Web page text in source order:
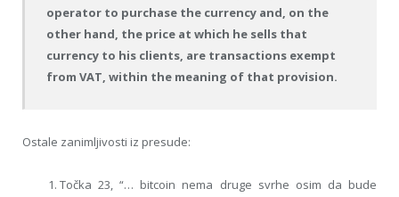
operator to purchase the currency and, on the
other hand, the price at which he sells that
currency to his clients, are transactions exempt
from VAT, within the meaning of that provision.
Ostale zanimljivosti iz presude:
Točka 23, “… bitcoin nema druge svrhe osim da bude